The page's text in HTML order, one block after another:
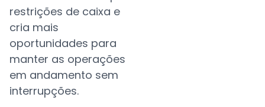
restrições de caixa e
cria mais
oportunidades para
manter as operações
em andamento sem
interrupções.